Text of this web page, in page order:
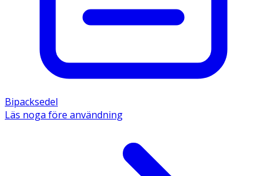
Bipacksedel
Läs noga före användning